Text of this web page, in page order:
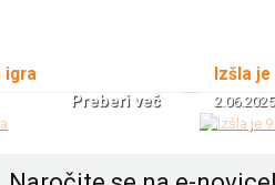
igra
Preberi več
Izšla
2.06.2025